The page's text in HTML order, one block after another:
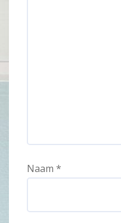
Naam *